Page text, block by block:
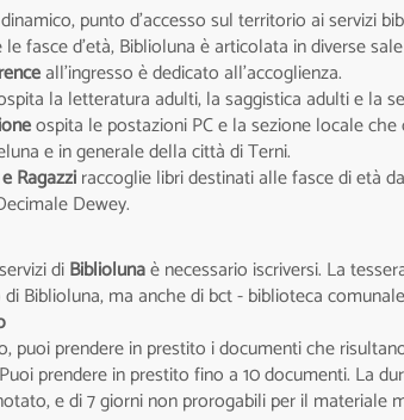
punto d'accesso sul territorio ai servizi
fasce d'età, Biblioluna è articolata in diverse
all’ingresso è dedicato all’accoglienza.
la letteratura adulti, la saggistica adulti e la
ospita le postazioni PC e la sezione locale
e in generale della città di Terni.
Ragazziraccoglie libri destinati alle fasce di età
Dewey.
diBibliolunaè necessario iscriversi. La
Biblioluna, ma anche di bct - biblioteca
puoi prendere in prestito i documenti che
prendere in prestito fino a 10 documenti. La
e di 7 giorni non prorogabili per il materiale